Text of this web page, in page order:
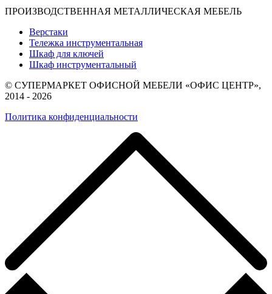
ПРОИЗВОДСТВЕННАЯ МЕТАЛЛИЧЕСКАЯ МЕБЕЛЬ
Верстаки
Тележка инструментальная
Шкаф для ключей
Шкаф инструментальный
© СУПЕРМАРКЕТ ОФИСНОЙ МЕБЕЛИ «ОФИС ЦЕНТР»,
2014 - 2026
Политика конфиденциальности